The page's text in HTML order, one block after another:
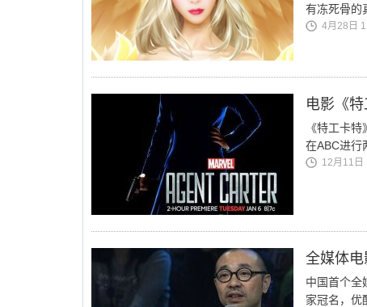
有冻死骨的
4月28日
电影《
《特工卡
在ABC进行
12月11日
全媒体
中国首个全
家冠名，优